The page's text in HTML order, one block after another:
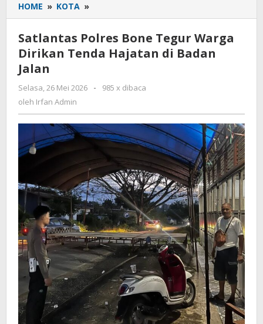
HOME » KOTA »
Polres
Bone
Tegur
Warga
Hajatan
Badan
Jalan
Satlantas Polres Bone Tegur Warga
Dirikan Tenda Hajatan di Badan
Jalan
Selasa, 26 Mei 2026
oleh
-
985 x dibaca
oleh Irfan Admin